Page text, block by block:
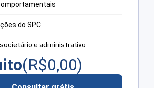
do SPC
e administrativo
(R$0,00)